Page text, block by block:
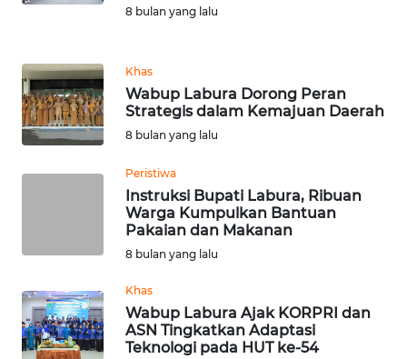
8 bulan yang lalu
Khas
Wabup Labura Dorong Peran
Strategis dalam Kemajuan Daerah
8 bulan yang lalu
Peristiwa
Instruksi Bupati Labura, Ribuan
Warga Kumpulkan Bantuan
Pakaian dan Makanan
8 bulan yang lalu
Khas
Wabup Labura Ajak KORPRI dan
ASN Tingkatkan Adaptasi
Teknologi pada HUT ke-54
WN
WN
SULTENG
WN
SUMBAR
WN